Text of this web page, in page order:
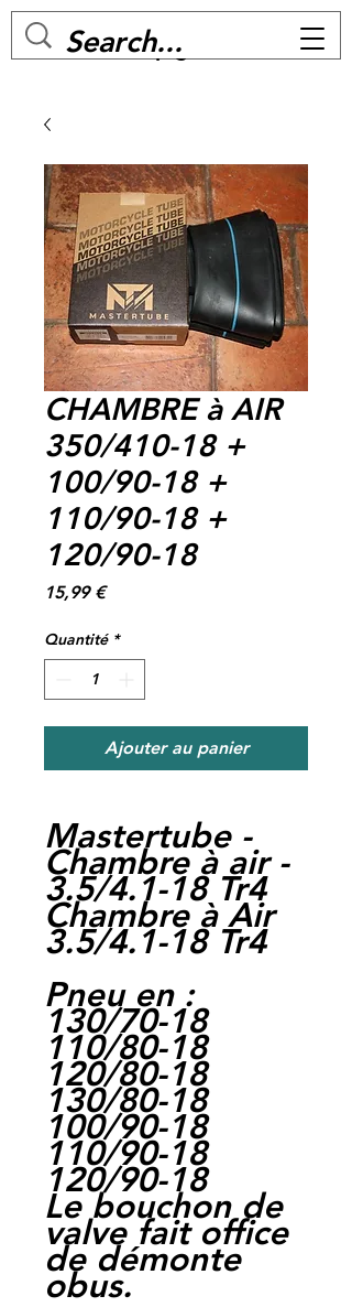
MC BIKE Perpignan
CHAMBRE à AIR
350/410-18 +
100/90-18 +
110/90-18 +
120/90-18
15,99 €Prix
Quantité *
Ajouter au panier
Mastertube -
Chambre à air -
3.5/4.1-18 Tr4
Chambre à Air
3.5/4.1-18 Tr4
Pneu en :
130/70-18
110/80-18
120/80-18
130/80-18
100/90-18
110/90-18
120/90-18
Le bouchon de
valve fait office
de démonte
obus.